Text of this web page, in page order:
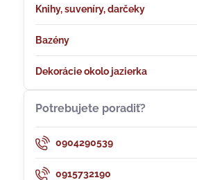
Knihy, suveníry, darčeky
Bazény
Dekorácie okolo jazierka
Potrebujete poradiť?
0904290539
0915732190